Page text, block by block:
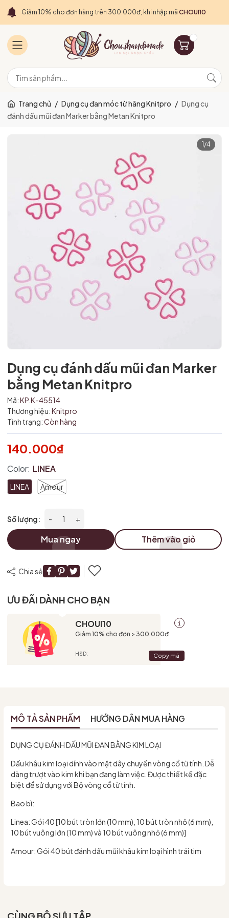
Giảm 10% cho đơn hàng trên 300.000đ, khi nhập mã CHOUI10
Trang chủ / Dụng cụ đan móc từ hãng Knitpro / Dụng cụ
đánh dấu mũi đan Marker bằng Metan Knitpro
1 /4
Dụng cụ đánh dấu mũi đan Marker
bằng Metan Knitpro
Mã:KP.K-45514
Thương hiệu:Knitpro
Tình trạng:Còn hàng
140.000₫
Color: LINEA
LINEA Amour
Số lượng: - +
Mua ngay Thêm vào giỏ
Chia sẻ
ƯU ĐÃI DÀNH CHO BẠN
CHOUI10
Giảm 10% cho đơn > 300.000đ
HSD: Copy mã
MÔ TẢ SẢN PHẨM HƯỚNG DẪN MUA HÀNG
DỤNG CỤ ĐÁNH DẤU MŨI ĐAN BẰNG KIM LOẠI
Dấu khâu kim loại dính vào mặt dây chuyền vòng cổ từ tính. Dễ
dàng trượt vào kim khi bạn đang làm việc. Được thiết kế đặc
biệt để sử dụng với Bộ vòng cổ từ tính.
Bao bì:
Linea: Gói 40 [10 bút tròn lớn (10 mm), 10 bút tròn nhỏ (6 mm),
10 bút vuông lớn (10 mm) và 10 bút vuông nhỏ (6 mm)]
Amour: Gói 40 bút đánh dấu mũi khâu kim loại hình trái tim
CÙNG BỘ SƯU TẬP
Mã giảm giá:
Ngày hết hạn:
Điều kiện: